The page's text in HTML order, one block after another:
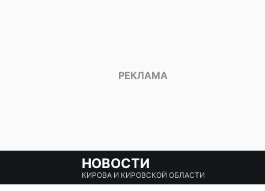
НОВОСТИ
КИРОВА И КИРОВСКОЙ ОБЛАСТИ